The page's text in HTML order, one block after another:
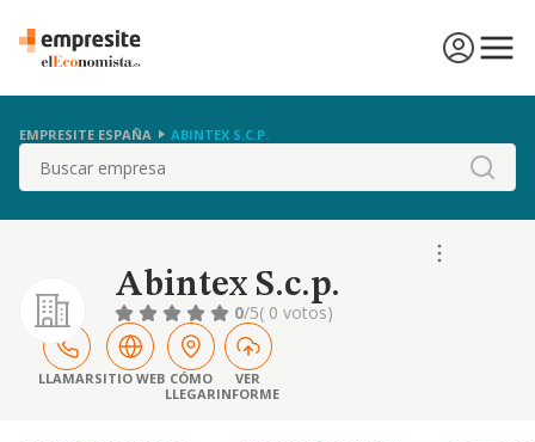
EMPRESITE ESPAÑA ABINTEX S.C.P.
Buscar
Abintex S.c.p.
0/5( 0 votos)
LLAMARSITIO WEB CÓMO
LLEGAR
VER
INFORME